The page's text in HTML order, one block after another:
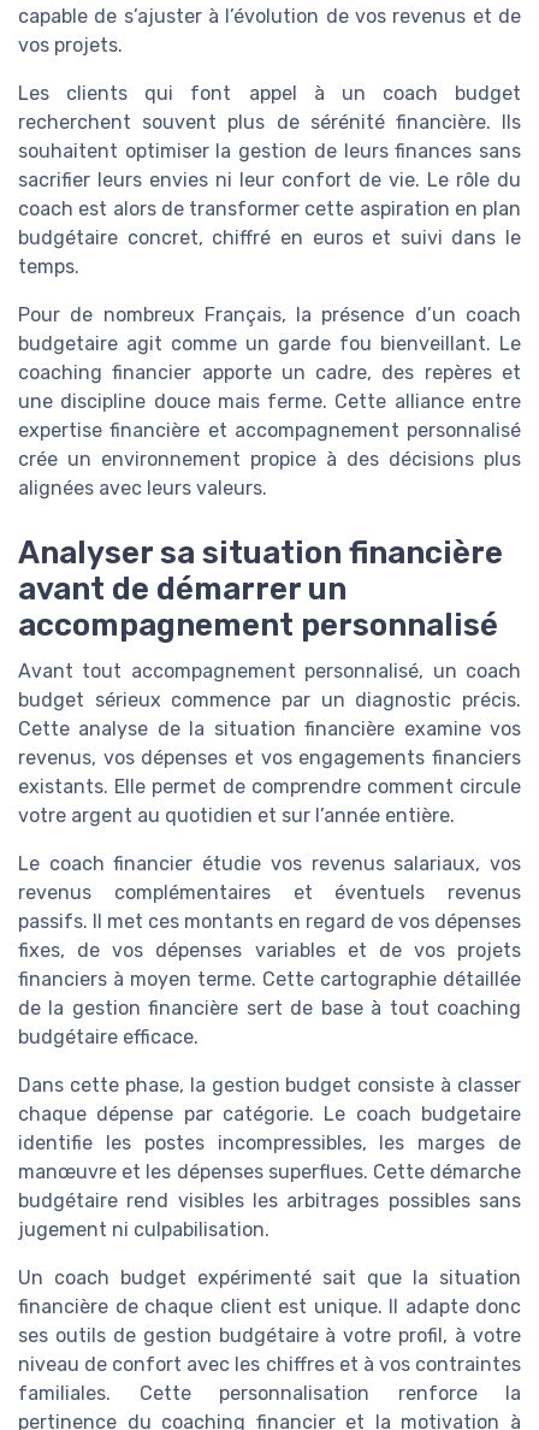
capable de s’ajuster à l’évolution de vos revenus et de
vos projets.
Les clients qui font appel à un coach budget
recherchent souvent plus de sérénité financière. Ils
souhaitent optimiser la gestion de leurs finances sans
sacrifier leurs envies ni leur confort de vie. Le rôle du
coach est alors de transformer cette aspiration en plan
budgétaire concret, chiffré en euros et suivi dans le
temps.
Pour de nombreux Français, la présence d’un coach
budgetaire agit comme un garde fou bienveillant. Le
coaching financier apporte un cadre, des repères et
une discipline douce mais ferme. Cette alliance entre
expertise financière et accompagnement personnalisé
crée un environnement propice à des décisions plus
alignées avec leurs valeurs.
Analyser sa situation financière
avant de démarrer un
accompagnement personnalisé
Avant tout accompagnement personnalisé, un coach
budget sérieux commence par un diagnostic précis.
Cette analyse de la situation financière examine vos
revenus, vos dépenses et vos engagements financiers
existants. Elle permet de comprendre comment circule
votre argent au quotidien et sur l’année entière.
Le coach financier étudie vos revenus salariaux, vos
revenus complémentaires et éventuels revenus
passifs. Il met ces montants en regard de vos dépenses
fixes, de vos dépenses variables et de vos projets
financiers à moyen terme. Cette cartographie détaillée
de la gestion financière sert de base à tout coaching
budgétaire efficace.
Dans cette phase, la gestion budget consiste à classer
chaque dépense par catégorie. Le coach budgetaire
identifie les postes incompressibles, les marges de
manœuvre et les dépenses superflues. Cette démarche
budgétaire rend visibles les arbitrages possibles sans
jugement ni culpabilisation.
Un coach budget expérimenté sait que la situation
financière de chaque client est unique. Il adapte donc
ses outils de gestion budgétaire à votre profil, à votre
niveau de confort avec les chiffres et à vos contraintes
familiales. Cette personnalisation renforce la
pertinence du coaching financier et la motivation à